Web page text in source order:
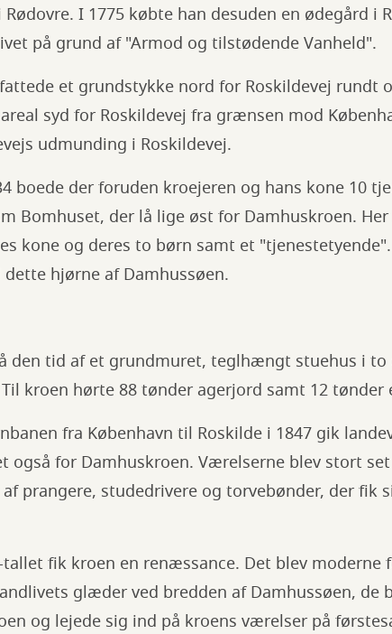
I 1775 købte han desuden en ødegård i
på grund af "Armod og tilstødende Vanheld".
et grundstykke nord for Roskildevej rundt
syd for Roskildevej fra grænsen mod
udmunding i Roskildevej.
boede der foruden kroejeren og hans kone 10
Bomhuset, der lå lige øst for Damhuskroen.
kone og deres to børn samt et
hjørne af Damhussøen.
den tid af et grundmuret, teglhængt stuehus i
kroen hørte 88 tønder agerjord samt 12 tønder
fra København til Roskilde i 1847 gik
også for Damhuskroen. Værelserne blev stort
prangere, studedrivere og torvebønder, der fik
fik kroen en renæssance. Det blev moderne
glæder ved bredden af Damhussøen, de
og lejede sig ind på kroens værelser på